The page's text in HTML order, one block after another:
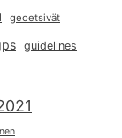
geoetsivät
guidelines